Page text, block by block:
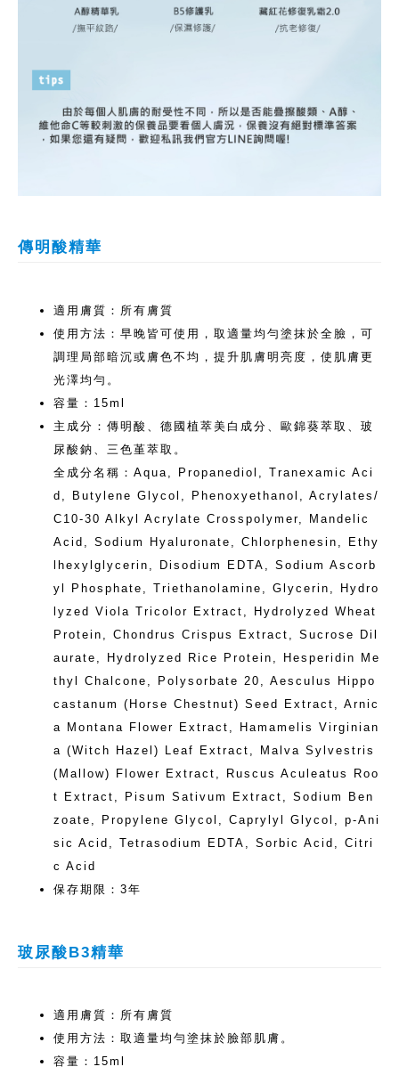
傳明酸精華
適用膚質：所有膚質
使用方法：早晚皆可使用，取適量均勻塗抹於全臉，可
調理局部暗沉或膚色不均，提升肌膚明亮度，使肌膚更
光澤均勻。
容量：15ml
主成分：傳明酸、德國植萃美白成分、歐錦葵萃取、玻
尿酸鈉、三色堇萃取。
全成分名稱：Aqua, Propanediol, Tranexamic Aci
d, Butylene Glycol, Phenoxyethanol, Acrylates/
C10-30 Alkyl Acrylate Crosspolymer, Mandelic
Acid, Sodium Hyaluronate, Chlorphenesin, Ethy
lhexylglycerin, Disodium EDTA, Sodium Ascorb
yl Phosphate, Triethanolamine, Glycerin, Hydro
lyzed Viola Tricolor Extract, Hydrolyzed Wheat
Protein, Chondrus Crispus Extract, Sucrose Dil
aurate, Hydrolyzed Rice Protein, Hesperidin Me
thyl Chalcone, Polysorbate 20, Aesculus Hippo
castanum (Horse Chestnut) Seed Extract, Arnic
a Montana Flower Extract, Hamamelis Virginian
a (Witch Hazel) Leaf Extract, Malva Sylvestris
(Mallow) Flower Extract, Ruscus Aculeatus Roo
t Extract, Pisum Sativum Extract, Sodium Ben
zoate, Propylene Glycol, Caprylyl Glycol, p-Ani
sic Acid, Tetrasodium EDTA, Sorbic Acid, Citri
c Acid
保存期限：3年
玻尿酸B3精華
適用膚質：所有膚質
使用方法：取適量均勻塗抹於臉部肌膚。
容量：15ml